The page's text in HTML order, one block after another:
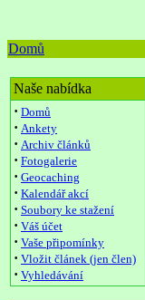
Domů
Naše nabídka
· Domů
· Ankety
· Archiv článků
· Fotogalerie
· Geocaching
· Kalendář akcí
· Soubory ke stažení
· Váš účet
· Vaše připomínky
· Vložit článek (jen člen)
· Vyhledávání